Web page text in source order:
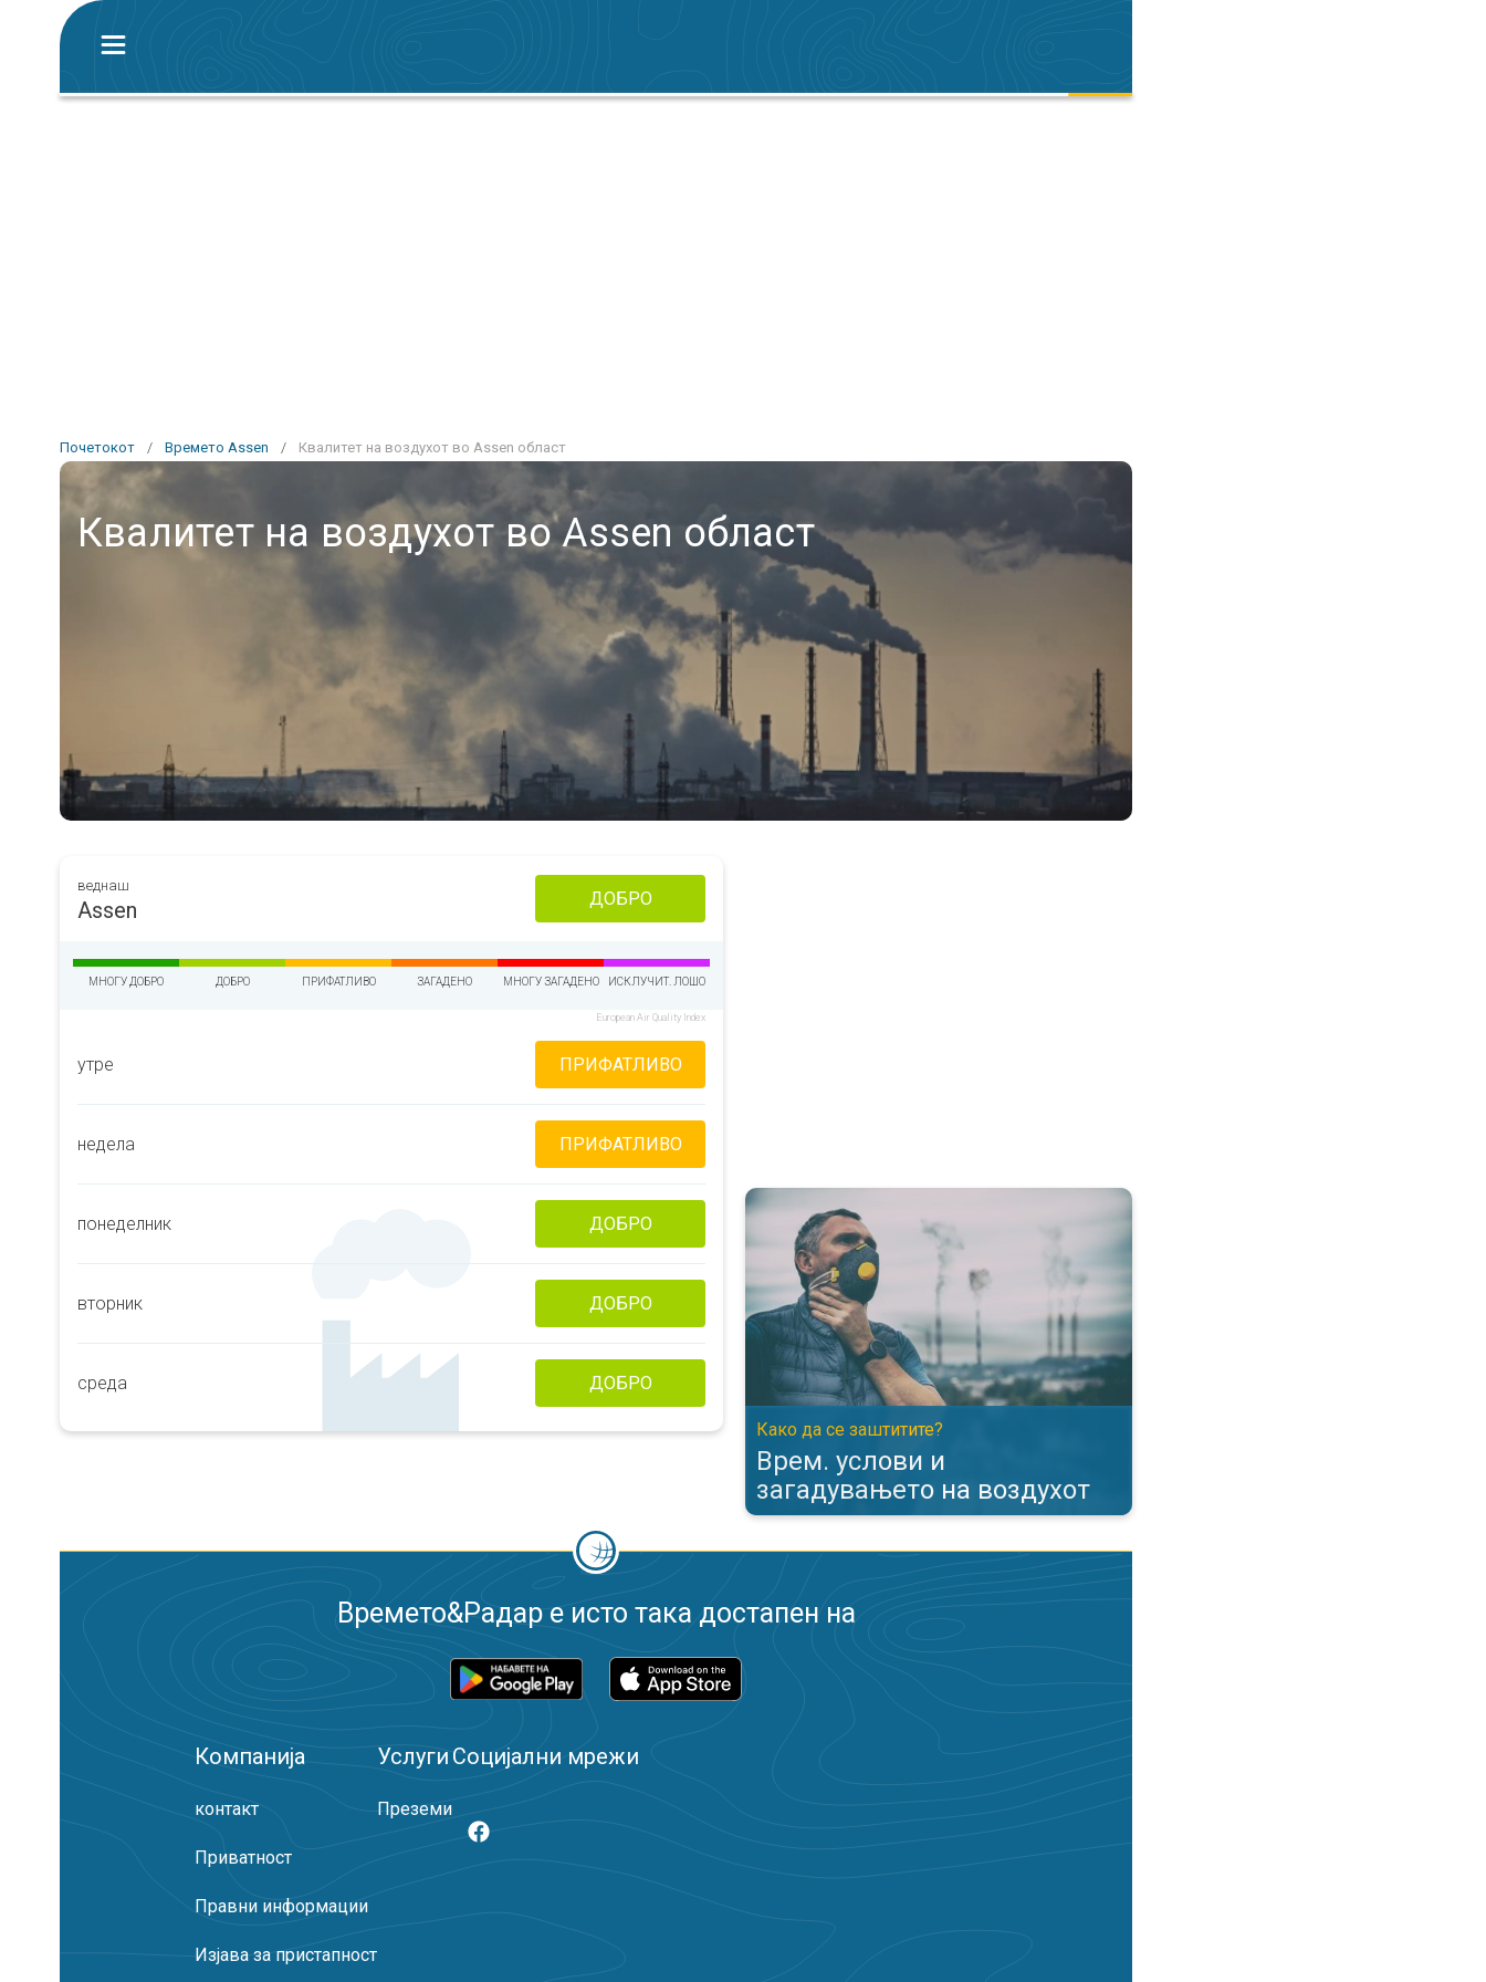
Почетокот / Времето Assen / Квалитет на воздухот во Assen област
Квалитет на воздухот во Assen област
веднаш
Assen ДОБРО
МНОГУ ДОБРО ДОБРО ПРИФАТЛИВО ЗАГАДЕНО МНОГУ ЗАГАДЕНО ИСКЛУЧИТ. ЛОШО
European Air Quality Index
утре ПРИФАТЛИВО
недела ПРИФАТЛИВО
понеделник ДОБРО
вторник ДОБРО
среда ДОБРО
Врем. услови и загадувањето на воздухот. Како да се заштитите?. . .
Како да се заштитите?
Врем. услови и
загадувањето на воздухот
Времето&Радар е исто така достапен на
Компанија
контакт
Приватност
Правни информации
Изјава за пристапност
Услуги
Преземи
Социјални мрежи